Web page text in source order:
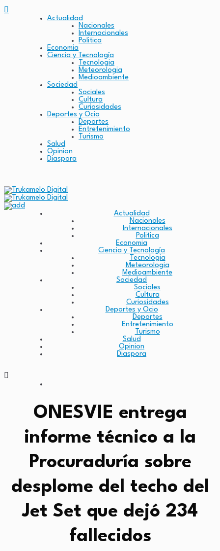
Actualidad
Nacionales
Internacionales
Politica
Economia
Ciencia y Tecnología
Tecnologia
Meteorologia
Medioambiente
Sociedad
Sociales
Cultura
Curiosidades
Deportes y Ocio
Deportes
Entretenimiento
Turismo
Salud
Opinion
Diaspora
Actualidad
Nacionales
Internacionales
Politica
Economia
Ciencia y Tecnología
Tecnologia
Meteorologia
Medioambiente
Sociedad
Sociales
Cultura
Curiosidades
Deportes y Ocio
Deportes
Entretenimiento
Turismo
Salud
Opinion
Diaspora
ONESVIE entrega
informe técnico a la
Procuraduría sobre
desplome del techo del
Jet Set que dejó 234
fallecidos